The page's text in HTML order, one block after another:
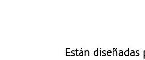
Están